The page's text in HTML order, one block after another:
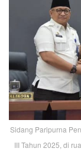
Sidang Paripurna
III Tahun 2025, di